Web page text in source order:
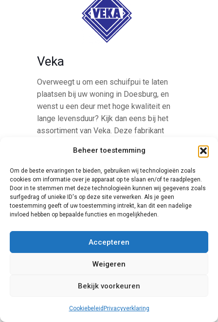
Beheer toestemming
Om de beste ervaringen te bieden, gebruiken wij technologieën zoals
cookies om informatie over je apparaat op te slaan en/of te raadplegen.
Door in te stemmen met deze technologieën kunnen wij gegevens zoals
surfgedrag of unieke ID's op deze site verwerken. Als je geen
toestemming geeft of uw toestemming intrekt, kan dit een nadelige
invloed hebben op bepaalde functies en mogelijkheden.
Accepteren
Weigeren
Bekijk voorkeuren
Cookiebeleid Privacyverklaring
Veka
Overweegt u om een schuifpui te laten
plaatsen bij uw woning in Doesburg, en
wenst u een deur met hoge kwaliteit en
lange levensduur? Kijk dan eens bij het
assortiment van Veka. Deze fabrikant
ramen en platen van kunststof, die allen
een uitermate geschikte keuze vormen
voor gebruik bij nieuwbouw en renovatie.
Bovendien is het bedrijf actief
milieubewust.
Knipping